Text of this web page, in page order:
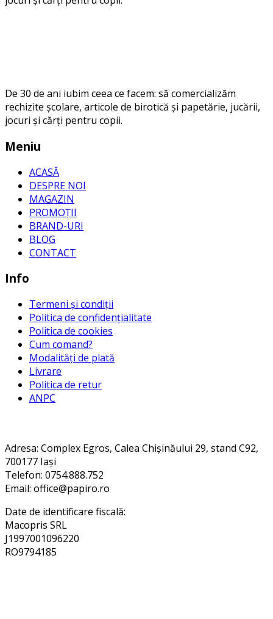
De 30 de ani iubim ceea ce facem: să comercializăm
rechizite școlare, articole de birotică și papetărie, jucării,
jocuri și cărți pentru copii.
Meniu
ACASĂ
DESPRE NOI
MAGAZIN
PROMOȚII
BRAND-URI
BLOG
CONTACT
Info
Termeni și condiții
Politica de confidențialitate
Politica de cookies
Cum comand?
Modalități de plată
Livrare
Politica de retur
ANPC
Adresa: Complex Egros, Calea Chișinăului 29, stand C92,
700177 Iași
Telefon: 0754.888.752
Email: office@papiro.ro
Date de identificare fiscală:
Macopris SRL
J1997001096220
RO9794185